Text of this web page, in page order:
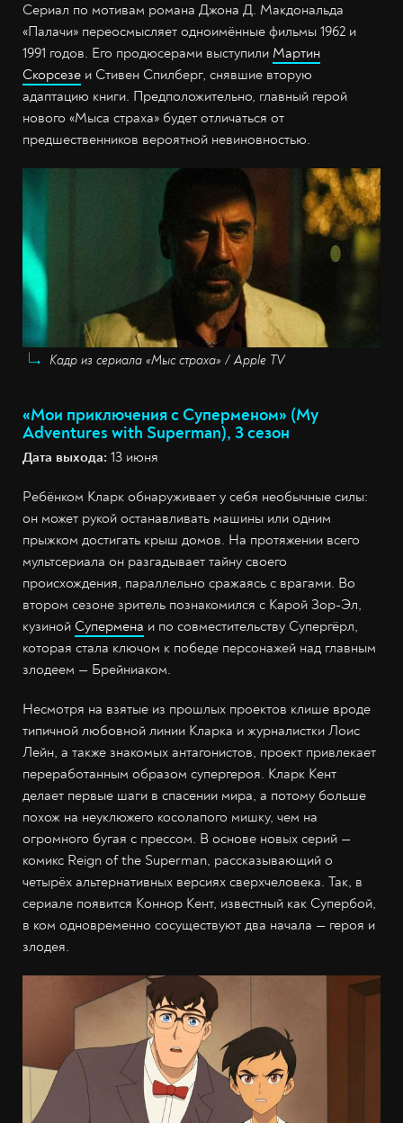
Сериал по мотивам романа Джона Д. Макдональда
«Палачи» переосмысляет одноимённые фильмы 1962 и
1991 годов. Его продюсерами выступили Мартин
Скорсезе и Стивен Спилберг, снявшие вторую
адаптацию книги. Предположительно, главный герой
нового «Мыса страха» будет отличаться от
предшественников вероятной невиновностью.
Кадр из сериала «Мыс страха» / Apple TV
«Мои приключения с Суперменом» (My
Adventures with Superman), 3 сезон
Дата выхода: 13 июня
Ребёнком Кларк обнаруживает у себя необычные силы:
он может рукой останавливать машины или одним
прыжком достигать крыш домов. На протяжении всего
мультсериала он разгадывает тайну своего
происхождения, параллельно сражаясь с врагами. Во
втором сезоне зритель познакомился с Карой Зор-Эл,
кузиной Супермена и по совместительству Супергёрл,
которая стала ключом к победе персонажей над главным
злодеем — Брейниаком.
Несмотря на взятые из прошлых проектов клише вроде
типичной любовной линии Кларка и журналистки Лоис
Лейн, а также знакомых антагонистов, проект привлекает
переработанным образом супергероя. Кларк Кент
делает первые шаги в спасении мира, а потому больше
похож на неуклюжего косолапого мишку, чем на
огромного бугая с прессом. В основе новых серий —
комикс Reign of the Superman, рассказывающий о
четырёх альтернативных версиях сверхчеловека. Так, в
сериале появится Коннор Кент, известный как Супербой,
в ком одновременно сосуществуют два начала — героя и
злодея.